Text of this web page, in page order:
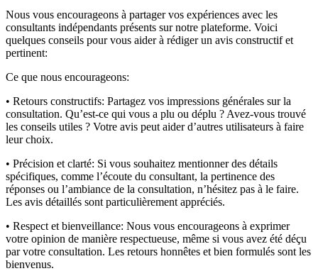
Nous vous encourageons à partager vos expériences avec les
consultants indépendants présents sur notre plateforme. Voici
quelques conseils pour vous aider à rédiger un avis constructif et
pertinent:
Ce que nous encourageons:
• Retours constructifs: Partagez vos impressions générales sur la
consultation. Qu’est-ce qui vous a plu ou déplu ? Avez-vous trouvé
les conseils utiles ? Votre avis peut aider d’autres utilisateurs à faire
leur choix.
• Précision et clarté: Si vous souhaitez mentionner des détails
spécifiques, comme l’écoute du consultant, la pertinence des
réponses ou l’ambiance de la consultation, n’hésitez pas à le faire.
Les avis détaillés sont particulièrement appréciés.
• Respect et bienveillance: Nous vous encourageons à exprimer
votre opinion de manière respectueuse, même si vous avez été déçu
par votre consultation. Les retours honnêtes et bien formulés sont les
bienvenus.